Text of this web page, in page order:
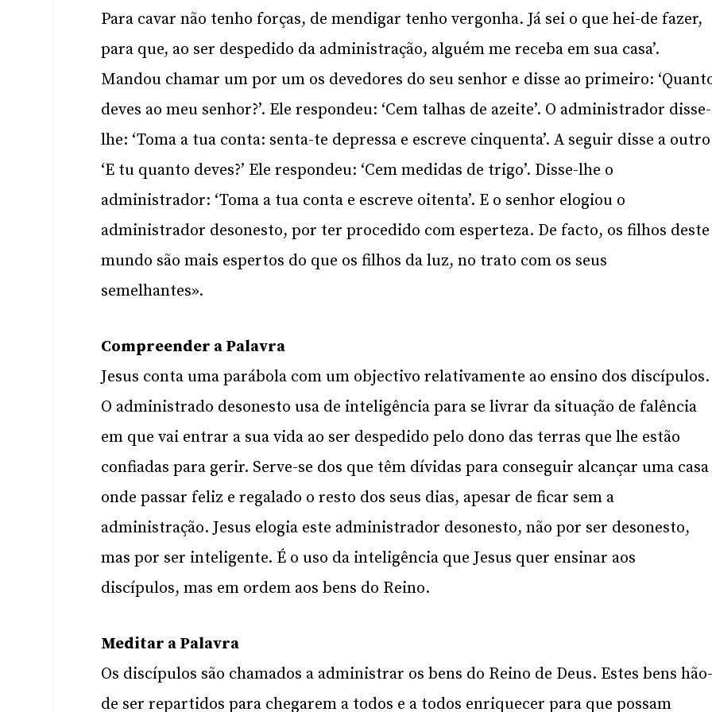
Para cavar não tenho forças, de mendigar tenho vergonha. Já sei o que hei-de fazer,
para que, ao ser despedido da administração, alguém me receba em sua casa’.
Mandou chamar um por um os devedores do seu senhor e disse ao primeiro:
deves ao meu senhor?’. Ele respondeu: ‘Cem talhas de azeite’. O administrador disse-
lhe: ‘Toma a tua conta: senta-te depressa e escreve cinquenta’. A seguir disse a
‘E tu quanto deves?’ Ele respondeu: ‘Cem medidas de trigo’. Disse-lhe o
administrador: ‘Toma a tua conta e escreve oitenta’. E o senhor elogiou o
administrador desonesto, por ter procedido com esperteza. De facto, os filhos deste
mundo são mais espertos do que os filhos da luz, no trato com os seus
semelhantes».
Compreender a Palavra
Jesus conta uma parábola com um objectivo relativamente ao ensino dos discípulos.
O administrado desonesto usa de inteligência para se livrar da situação de falência
em que vai entrar a sua vida ao ser despedido pelo dono das terras que lhe estão
confiadas para gerir. Serve-se dos que têm dívidas para conseguir alcançar uma casa
onde passar feliz e regalado o resto dos seus dias, apesar de ficar sem a
administração. Jesus elogia este administrador desonesto, não por ser desonesto,
mas por ser inteligente. É o uso da inteligência que Jesus quer ensinar aos
discípulos, mas em ordem aos bens do Reino.
Meditar a Palavra
Os discípulos são chamados a administrar os bens do Reino de Deus. Estes bens
de ser repartidos para chegarem a todos e a todos enriquecer para que possam